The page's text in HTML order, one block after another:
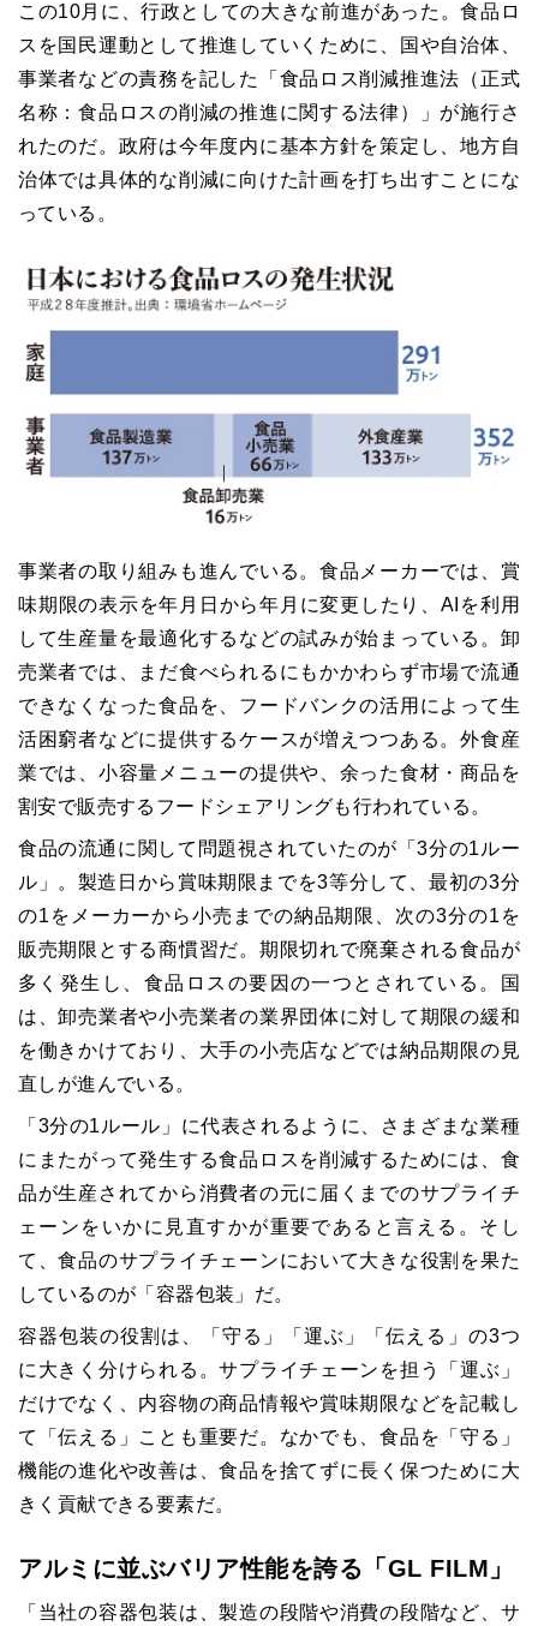
この10月に、行政としての大きな前進があった。食品ロ
スを国民運動として推進していくために、国や自治体、
事業者などの責務を記した「食品ロス削減推進法（正式
名称：食品ロスの削減の推進に関する法律）」が施行さ
れたのだ。政府は今年度内に基本方針を策定し、地方自
治体では具体的な削減に向けた計画を打ち出すことにな
っている。
事業者の取り組みも進んでいる。食品メーカーでは、賞
味期限の表示を年月日から年月に変更したり、AIを利用
して生産量を最適化するなどの試みが始まっている。卸
売業者では、まだ食べられるにもかかわらず市場で流通
できなくなった食品を、フードバンクの活用によって生
活困窮者などに提供するケースが増えつつある。外食産
業では、小容量メニューの提供や、余った食材・商品を
割安で販売するフードシェアリングも行われている。
食品の流通に関して問題視されていたのが「3分の1ルー
ル」。製造日から賞味期限までを3等分して、最初の3分
の1をメーカーから小売までの納品期限、次の3分の1を
販売期限とする商慣習だ。期限切れで廃棄される食品が
多く発生し、食品ロスの要因の一つとされている。国
は、卸売業者や小売業者の業界団体に対して期限の緩和
を働きかけており、大手の小売店などでは納品期限の見
直しが進んでいる。
「3分の1ルール」に代表されるように、さまざまな業種
にまたがって発生する食品ロスを削減するためには、食
品が生産されてから消費者の元に届くまでのサプライチ
ェーンをいかに見直すかが重要であると言える。そし
て、食品のサプライチェーンにおいて大きな役割を果た
しているのが「容器包装」だ。
容器包装の役割は、「守る」「運ぶ」「伝える」の3つ
に大きく分けられる。サプライチェーンを担う「運ぶ」
だけでなく、内容物の商品情報や賞味期限などを記載し
て「伝える」ことも重要だ。なかでも、食品を「守る」
機能の進化や改善は、食品を捨てずに長く保つために大
きく貢献できる要素だ。
アルミに並ぶバリア性能を誇る「GL FILM」
「当社の容器包装は、製造の段階や消費の段階など、サ